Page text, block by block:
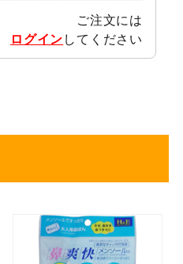
ご注文には
ログインしてください